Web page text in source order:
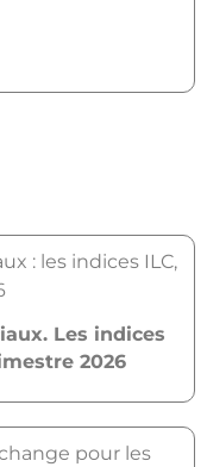
Les indices
2026